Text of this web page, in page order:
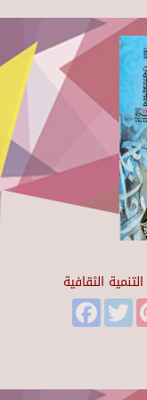
الثقافية